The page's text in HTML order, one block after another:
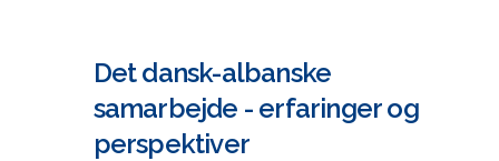
Det dansk-albanske
samarbejde - erfaringer og
perspektiver